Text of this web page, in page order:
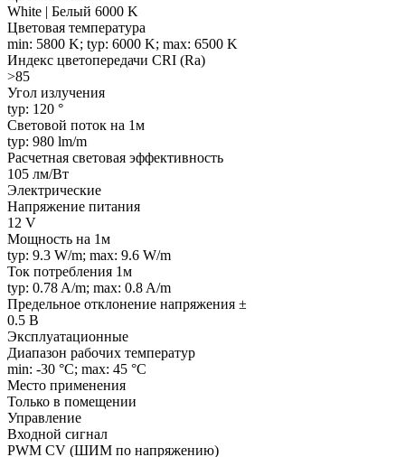
White | Белый 6000 K
Цветовая температура
min: 5800 K; typ: 6000 K; max: 6500 K
Индекс цветопередачи CRI (Ra)
>85
Угол излучения
typ: 120 °
Световой поток на 1м
typ: 980 lm/m
Расчетная световая эффективность
105 лм/Вт
Электрические
Напряжение питания
12 V
Мощность на 1м
typ: 9.3 W/m; max: 9.6 W/m
Ток потребления 1м
typ: 0.78 A/m; max: 0.8 A/m
Предельное отклонение напряжения ±
0.5 В
Эксплуатационные
Диапазон рабочих температур
min: -30 °C; max: 45 °C
Место применения
Только в помещении
Управление
Входной сигнал
PWM СV (ШИМ по напряжению)